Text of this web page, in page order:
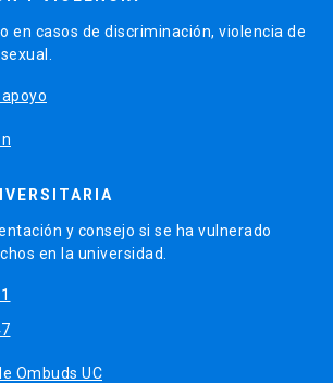
en casos de discriminación, violencia de
y consejo si se ha vulnerado
en la universidad.
Ombuds UC